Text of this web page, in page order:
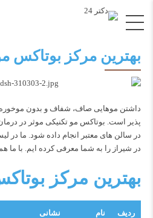
بهترین مرکز بوتاکس
داشتن موهایی صاف، شفاف و بدون موخوره
پذیر است. بوتاکس مو تکنیکی موثر در
در سالن های معتبر انجام داده شود. ما در
در شیراز را به شما معرفی کرده ایم. با ما
بهترین مرکز
ردیف نام نشانی